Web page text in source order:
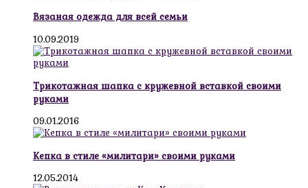
Вязаная одежда для всей семьи
10.09.2019
Трикотажная шапка с кружевной вставкой своими
руками
09.01.2016
Кепка в стиле «милитари» своими руками
12.05.2014